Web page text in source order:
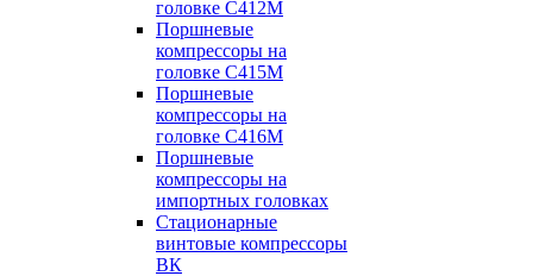
головке С412М
Поршневые
компрессоры на
головке С415М
Поршневые
компрессоры на
головке С416М
Поршневые
компрессоры на
импортных головках
Стационарные
винтовые компрессоры
ВК